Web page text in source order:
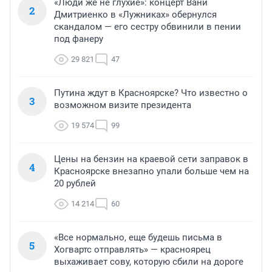
2
«Люди же не глухие»: концерт Вани
Дмитриенко в «Лужниках» обернулся
скандалом — его сестру обвинили в пении
под фанеру
29 821 47
3
Путина ждут в Красноярске? Что известно о
возможном визите президента
19 574 99
4
Цены на бензин на краевой сети заправок в
Красноярске внезапно упали больше чем на
20 рублей
14 214 60
5
«Все нормально, еще будешь письма в
Хогвартс отправлять» — красноярец
выхаживает сову, которую сбили на дороге